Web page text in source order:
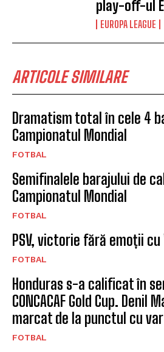
play-off-ul
EUROPA LEAGUE
ARTICOLE SIMILARE
Dramatism total în cele 4
Campionatul Mondial
FOTBAL
Semifinalele barajului de
Campionatul Mondial
FOTBAL
PSV, victorie fără emoții cu
FOTBAL
Honduras s-a calificat în
CONCACAF Gold Cup. Denil
marcat de la punctul cu var
FOTBAL